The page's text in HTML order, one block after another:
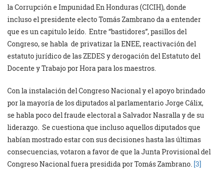
la Corrupción e Impunidad En Honduras (CICIH), donde
incluso el presidente electo Tomás Zambrano da a entender
que es un capitulo leído. Entre “bastidores”, pasillos del
Congreso, se habla de privatizar la ENEE, reactivación del
estatuto jurídico de las ZEDES y derogación del Estatuto del
Docente y Trabajo por Hora para los maestros.
Con la instalación del Congreso Nacional y el apoyo brindado
por la mayoría de los diputados al parlamentario Jorge Cálix,
se habla poco del fraude electoral a Salvador Nasralla y de su
liderazgo. Se cuestiona que incluso aquellos diputados que
habían mostrado estar con sus decisiones hasta las últimas
consecuencias, votaron a favor de que la Junta Provisional del
Congreso Nacional fuera presidida por Tomás Zambrano. [3]